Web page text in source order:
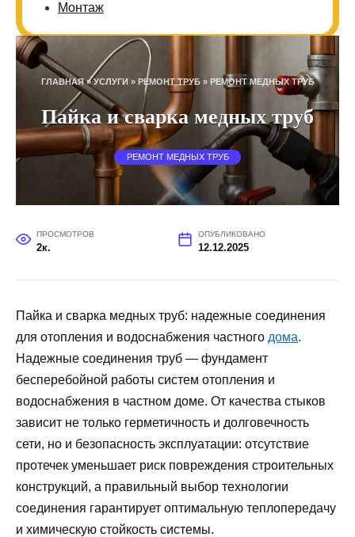
Монтаж
ГЛАВНАЯ»УСЛУГИ» РЕМОНТ ТРУБ» РЕМОНТ МЕДНЫХ ТРУБ
Пайка и сварка медных труб
РЕМОНТ МЕДНЫХ ТРУБ
ПРОСМОТРОВ
2к.
ОПУБЛИКОВАНО
12.12.2025
Пайка и сварка медных труб: надежные соединения
для отопления и водоснабжения частного дома.
Надежные соединения труб — фундамент
бесперебойной работы систем отопления и
водоснабжения в частном доме. От качества стыков
зависит не только герметичность и долговечность
сети, но и безопасность эксплуатации: отсутствие
протечек уменьшает риск повреждения строительных
конструкций, а правильный выбор технологии
соединения гарантирует оптимальную теплопередачу
и химическую стойкость системы.